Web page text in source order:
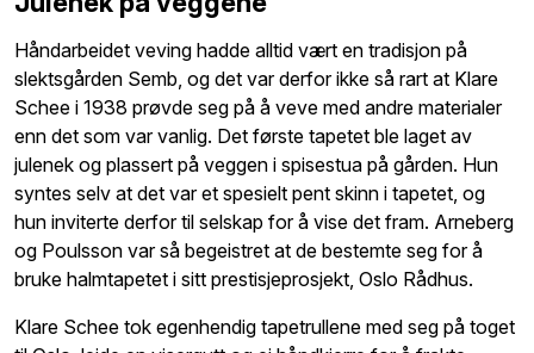
Håndarbeidet veving hadde alltid vært en tradisjon på
slektsgården Semb, og det var derfor ikke så rart at Klare
Schee i 1938 prøvde seg på å veve med andre materialer
enn det som var vanlig. Det første tapetet ble laget av
julenek og plassert på veggen i spisestua på gården. Hun
syntes selv at det var et spesielt pent skinn i tapetet, og
hun inviterte derfor til selskap for å vise det fram. Arneberg
og Poulsson var så begeistret at de bestemte seg for å
bruke halmtapetet i sitt prestisjeprosjekt, Oslo Rådhus.
Klare Schee tok egenhendig tapetrullene med seg på toget